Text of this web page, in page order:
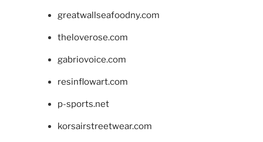
greatwallseafoodny.com
theloverose.com
gabriovoice.com
resinflowart.com
p-sports.net
korsairstreetwear.com